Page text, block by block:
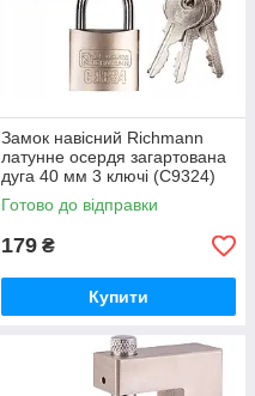
Замок навісний Richmann
латунне осердя загартована
дуга 40 мм 3 ключі (C9324)
Готово до відправки
179 ₴
Купити